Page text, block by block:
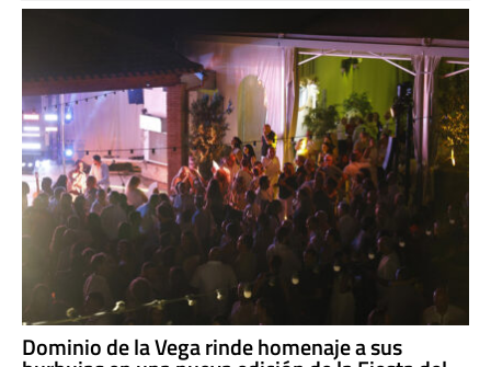
Dominio de la Vega rinde homenaje a sus